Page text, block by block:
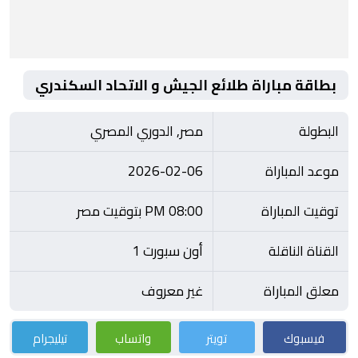
بطاقة مباراة طلائع الجيش و الاتحاد السكندري
البطولة
مصر, الدوري المصري
موعد المباراة
2026-02-06
توقيت المباراة
08:00 PM بتوقيت مصر
القناة الناقلة
أون سبورت 1
معلق المباراة
غير معروف
فيسبوك تويتر واتساب تيليجرام